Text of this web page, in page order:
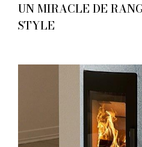
UN MIRACLE DE
STYLE